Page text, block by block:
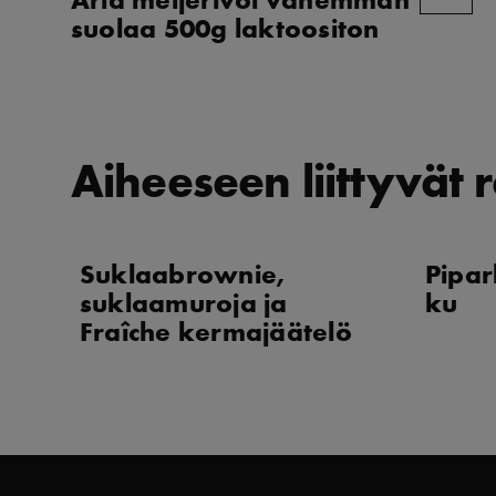
suolaa 500g laktoositon
Aiheeseen liittyvät
Suklaabrownie,
suklaamuroja ja
Fraîche kermajäätelö
ku